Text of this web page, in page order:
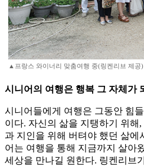
▲프랑스 와이너리 맞춤여행 중(링켄리브 제공)
시니어의 여행은 행복 그 자체가
시니어들에게 여행은 그동안 힘
이다. 자신의 삶을 지탱하기 위해
과 지인을 위해 버텨야 했던 삶에
어는 여행을 통해 지금까지 살아
세상을 만나길 원한다. 링켄리브